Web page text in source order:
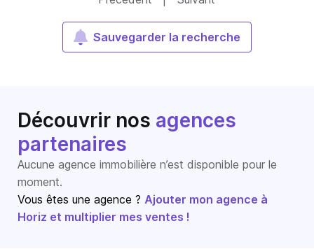
Sauvegarder la recherche
Découvrir nos agences
partenaires
Aucune agence immobilière n’est disponible pour le
moment.
Vous êtes une agence ? Ajouter mon agence à
Horiz et multiplier mes ventes !